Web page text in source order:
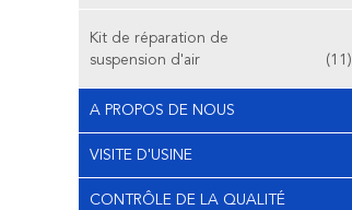
Kit de réparation de
suspension d'air
(11)
A PROPOS DE NOUS
VISITE D'USINE
CONTRÔLE DE LA QUALITÉ